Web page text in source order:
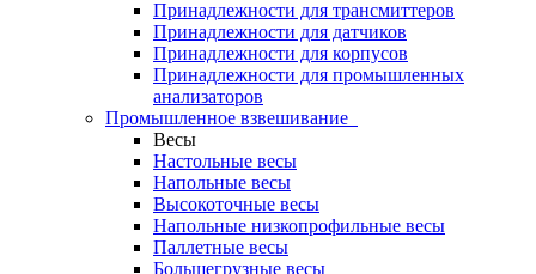
Принадлежности для трансмиттеров
Принадлежности для датчиков
Принадлежности для корпусов
Принадлежности для промышленных
анализаторов
Промышленное взвешивание
Весы
Настольные весы
Напольные весы
Высокоточные весы
Напольные низкопрофильные весы
Паллетные весы
Большегрузные весы